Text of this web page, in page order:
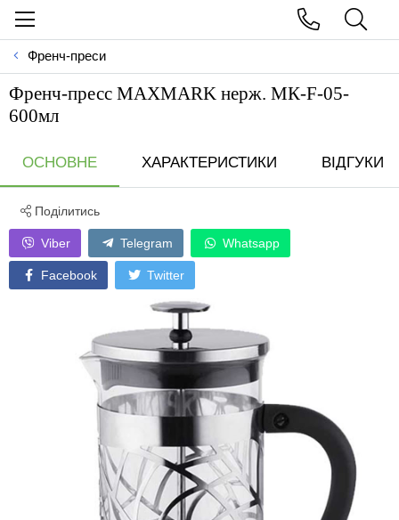
Френч-преси
Френч-пресс MAXMARK нерж. МК-F-05-
600мл
ОСНОВНЕ ХАРАКТЕРИСТИКИ ВІДГУКИ
Поділитись
Viber Telegram Whatsapp
Facebook Twitter